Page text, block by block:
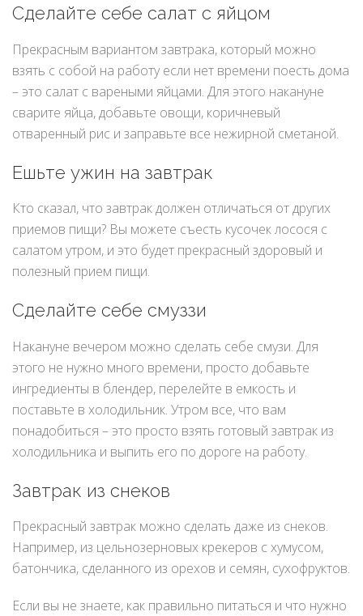
Сделайте себе салат с яйцом
Прекрасным вариантом завтрака, который можно
взять с собой на работу если нет времени поесть дома
– это салат с вареными яйцами. Для этого накануне
сварите яйца, добавьте овощи, коричневый
отваренный рис и заправьте все нежирной сметаной.
Ешьте ужин на завтрак
Кто сказал, что завтрак должен отличаться от других
приемов пищи? Вы можете съесть кусочек лосося с
салатом утром, и это будет прекрасный здоровый и
полезный прием пищи.
Сделайте себе смуззи
Накануне вечером можно сделать себе смузи. Для
этого не нужно много времени, просто добавьте
ингредиенты в блендер, перелейте в емкость и
поставьте в холодильник. Утром все, что вам
понадобиться – это просто взять готовый завтрак из
холодильника и выпить его по дороге на работу.
Завтрак из снеков
Прекрасный завтрак можно сделать даже из снеков.
Например, из цельнозерновых крекеров с хумусом,
батончика, сделанного из орехов и семян, сухофруктов.
Если вы не знаете, как правильно питаться и что нужно